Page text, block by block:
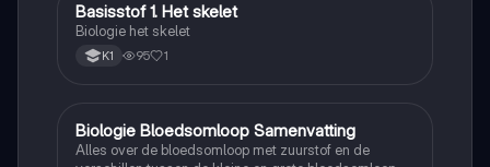
Biologie
Basisstof 1. Het skelet
Biologie het skelet
K1 95 1
Biologie
Biologie Bloedsomloop Samenvatting
Alles over de bloedsomloop met zuurstof en de